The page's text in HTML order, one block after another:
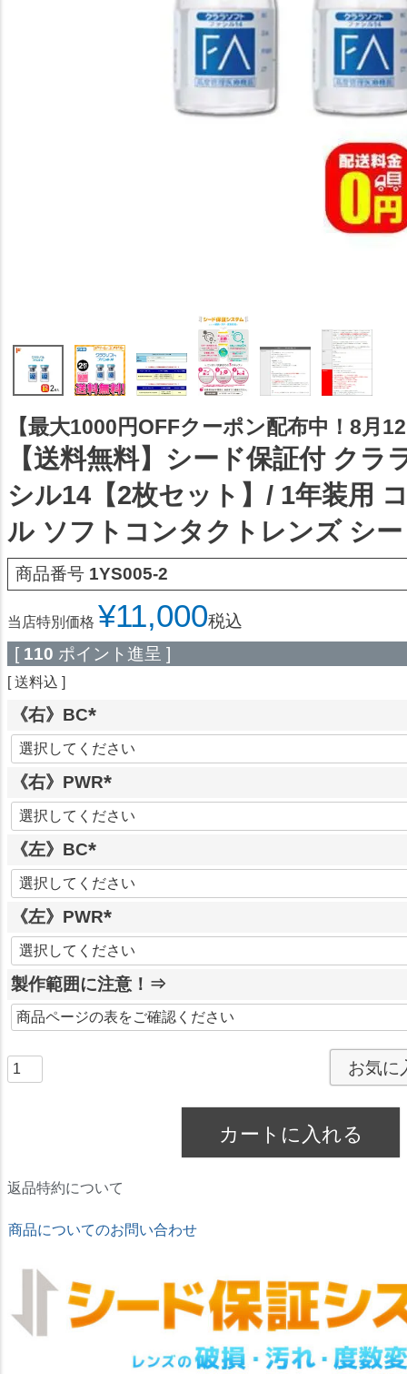
【最大1000円OFFクーポン配布中！8月
【送料無料】シード保証付 クラ
シル14【2枚セット】/ 1年装用
ル ソフトコンタクトレンズ シ
商品番号 1YS005-2
当店特別価格 ¥11,000税込
[ 110 ポイント進呈 ]
送料込
《右》BC
(
必
須
)
《右》PWR
(
必
)
《左》BC
(
必
須
)
《左》PWR
(
必
須
)
製作範囲に注意！⇒
お気に
カートに入れる
返品特約について
商品についてのお問い合わせ